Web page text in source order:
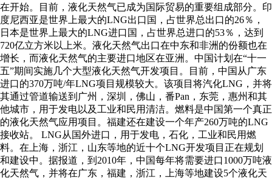
在开始。目前，液化天然气已成为国际贸易的重要组成部分。印
度尼西亚是世界上最大的LNG出口国，占世界总出口的26％，
日本是世界上最大的LNG进口国，占世界总进口的53％，达到
720亿立方米以上米。液化天然气出口在中东和非洲的份额也在
增长，而液化天然气的主要进口地区在亚洲。中国计划在“十一
五”期间实施几个大型液化天然气开发项目。目前，中国从广东
进口的370万吨/年LNG项目规模较大。该项目将汽化LNG，并将
其通过管道输送到广州，深圳，佛山，番Pan，东莞，惠州和其
他城市，用于发电以及工业和民用清洁。燃料是中国第一个真正
的液化天然气应用项目。福建还在建设一个年产260万吨的LNG
接收站。 LNG从国外进口，用于发电，石化，工业和民用燃
料。在上海，浙江，山东等地的近十个LNG开发项目正在规划
和建设中。据报道，到2010年，中国每年将需要进口1000万吨液
化天然气，并将在广东，福建，浙江，上海等地建设5个液化天